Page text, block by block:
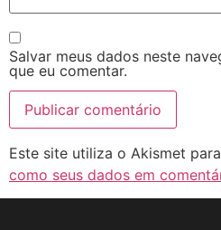
Salvar meus dados neste
que eu comentar.
Este site utiliza o Akismet
como seus dados em